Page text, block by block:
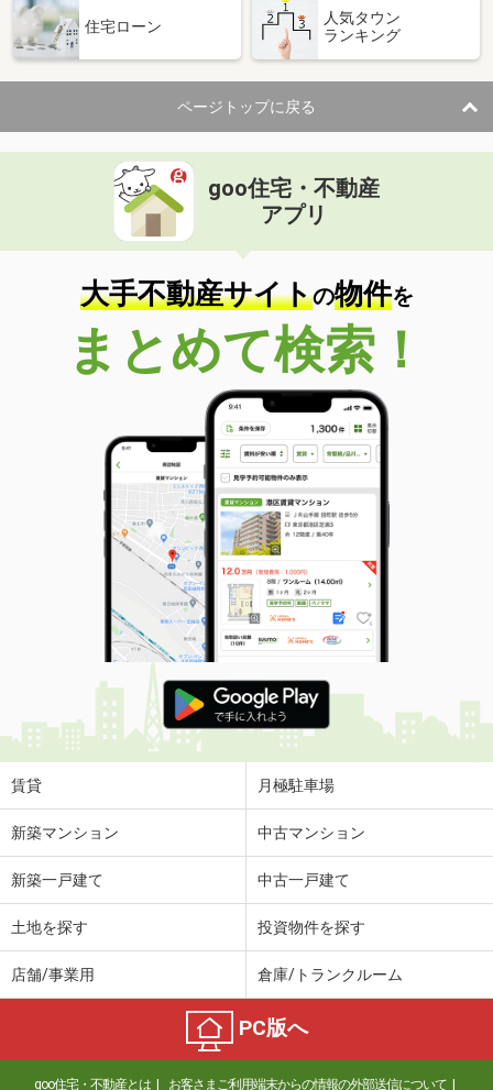
住宅ローン
人気タウン
ランキング
ページトップに戻る
goo住宅・不動産
アプリ
大手不動産サイトの物件を
まとめて検索！
賃貸 月極駐車場
新築マンション 中古マンション
新築一戸建て 中古一戸建て
土地を探す 投資物件を探す
店舗/事業用 倉庫/トランクルーム
PC版へ
goo住宅・不動産とは お客さまご利用端末からの情報の外部送信について